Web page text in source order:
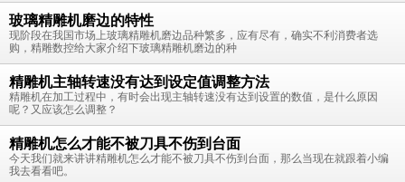
玻璃精雕机磨边的特性
现阶段在我国市场上玻璃精雕机磨边品种繁多，应有尽有，确实不利消费者选
购，精雕数控给大家介绍下玻璃精雕机磨边的种
精雕机主轴转速没有达到设定值调整方法
精雕机在加工过程中，有时会出现主轴转速没有达到设置的数值，是什么原因
呢？又应该怎么调整？
精雕机怎么才能不被刀具不伤到台面
今天我们就来讲讲精雕机怎么才能不被刀具不伤到台面，那么当现在就跟着小编
我去看看吧。